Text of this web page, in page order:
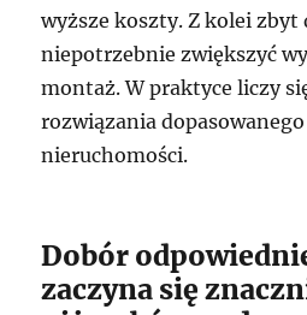
wyższe koszty. Z kolei zbyt
niepotrzebnie zwiększyć
montaż. W praktyce liczy
rozwiązania
nieruchomości.
Dobór
zaczyna się